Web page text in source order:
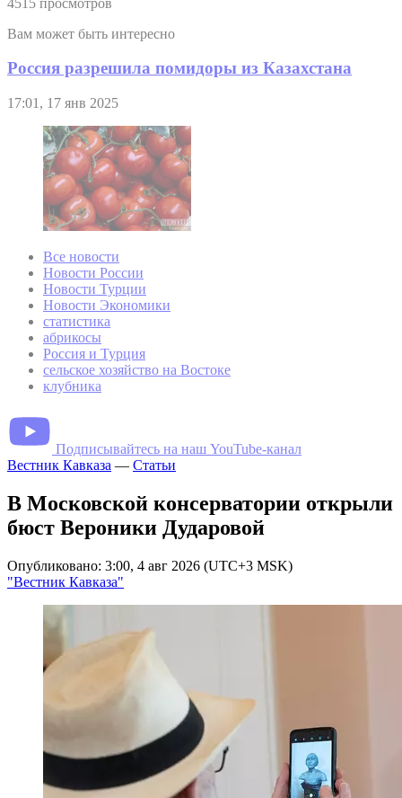
Вам может быть интересно
Россия разрешила помидоры из Казахстана
17:01, 17 янв 2025
Все новости
Новости России
Новости Турции
Новости Экономики
статистика
абрикосы
Россия и Турция
сельское хозяйство на Востоке
клубника
Подписывайтесь на наш YouTube-канал
Вестник Кавказа — Статьи
В Московской консерватории открыли
бюст Вероники Дударовой
Опубликовано: 3:00, 4 авг 2026 (UTC+3 MSK)
"Вестник Кавказа"